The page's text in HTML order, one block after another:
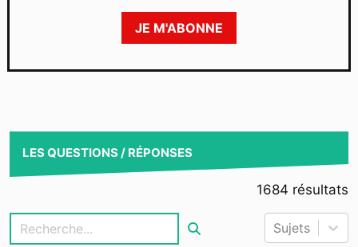
JE M'ABONNE
LES QUESTIONS / RÉPONSES
1684 résultats
Sujets